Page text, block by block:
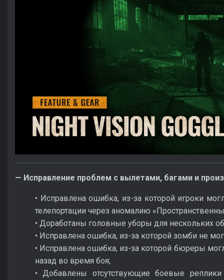
— Исправление проблем с вылетами, багами и
• Исправлена ошибка, из-за которой игроки
телепортации через аномалию
• Доработаны головные уборы для нескольких
• Исправлена ошибка, из-за которой зомби не
• Исправлена ошибка, из-за которой бюреры
назад во время боя;
• Добавлены отсутствующие боевые